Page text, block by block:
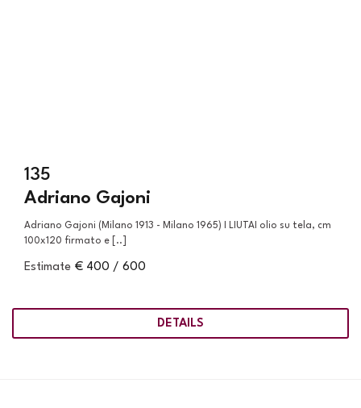
135
Adriano Gajoni
Adriano Gajoni (Milano 1913 - Milano 1965) I LIUTAI olio su tela, cm
100x120 firmato e [..]
Estimate € 400 / 600
DETAILS